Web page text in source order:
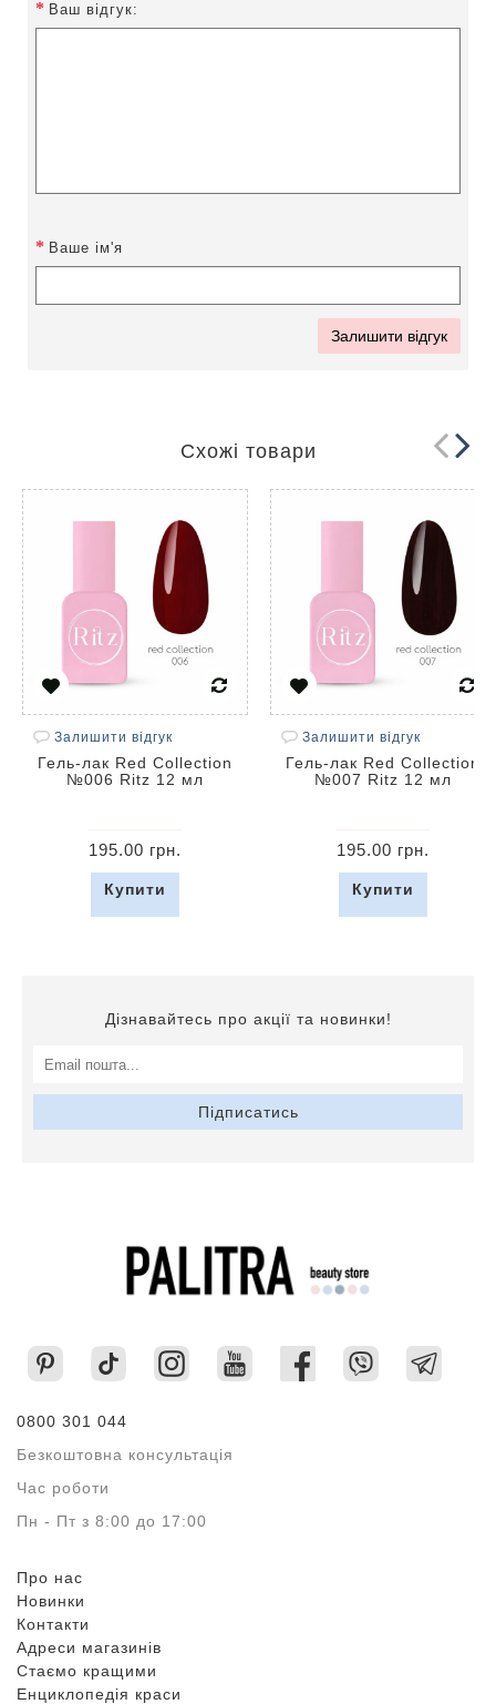
Ваш відгук:
Ваше ім'я
Залишити відгук
Схожі товари
Залишити відгук
Гель-лак Red Collection
№006 Ritz 12 мл
195.00 грн.
Купити
Залишити відгук
Гель-лак Red Collection
№007 Ritz 12 мл
195.00 грн.
Купити
Дізнавайтесь про акції та новинки!
Підписатись
0800 301 044
Безкоштовна консультація
Час роботи
Пн - Пт з 8:00 до 17:00
Про нас
Новинки
Контакти
Адреси магазинів
Стаємо кращими
Енциклопедія краси